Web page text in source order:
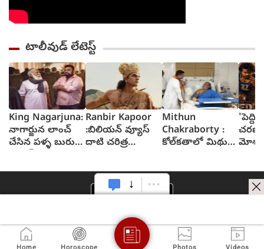
టాలీవుడ్ లేటెస్ట్
King Nagarjuna:
నాగార్జున లాంచ్
చేసిన పళ్ళ బురుసు
Ranbir Kapoor
:బిలియన్ వ్యూస్
దాటి చరిత్ర
Mithun
Chakraborty :
కోల్‌కతాలో మిథున్
పరామర్శ
'పెద్ది'
చరణ్